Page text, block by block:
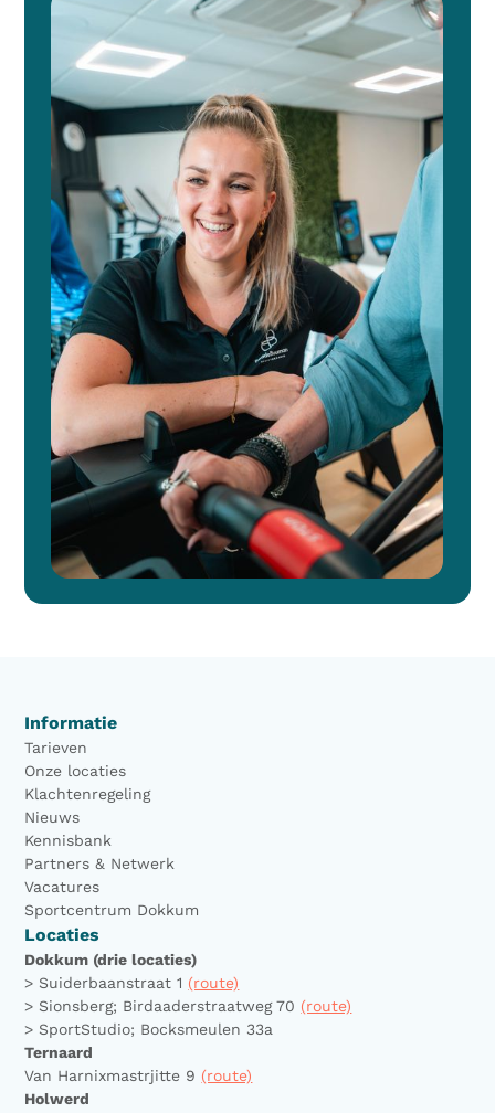
Informatie
Tarieven
Onze locaties
Klachtenregeling
Nieuws
Kennisbank
Partners & Netwerk
Vacatures
Sportcentrum Dokkum
Locaties
Dokkum (drie locaties)
> Suiderbaanstraat 1 (route)
> Sionsberg; Birdaaderstraatweg 70 (route)
> SportStudio; Bocksmeulen 33a
Ternaard
Van Harnixmastrjitte 9 (route)
Holwerd